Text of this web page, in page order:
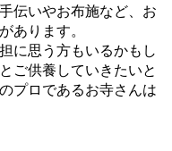
伝いやお布施など、お
あります。
に思う方もいるかもし
ご供養していきたいと
プロであるお寺さんは